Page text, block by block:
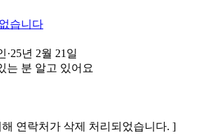
습니다
·25년 2월 21일
는 분 알고 있어요
연락처가 삭제 처리되었습니다. ]